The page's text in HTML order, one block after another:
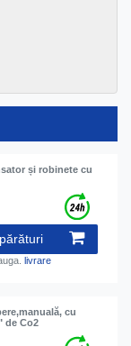
și robinete cu
livrare
cu
de Co2